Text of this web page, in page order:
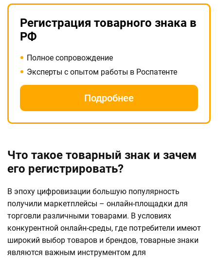
Регистрация товарного знака в
РФ
Полное сопровождение
Эксперты с опытом работы в Роспатенте
Подробнее
Что такое товарный знак и зачем
его регистрировать?
В эпоху цифровизации большую популярность
получили маркетплейсы – онлайн-площадки для
торговли различными товарами. В условиях
конкурентной онлайн-среды, где потребители имеют
широкий выбор товаров и брендов, товарные знаки
являются важным инструментом для